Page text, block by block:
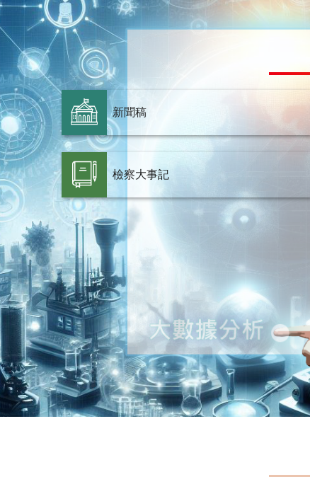
新聞稿
檢察大事記